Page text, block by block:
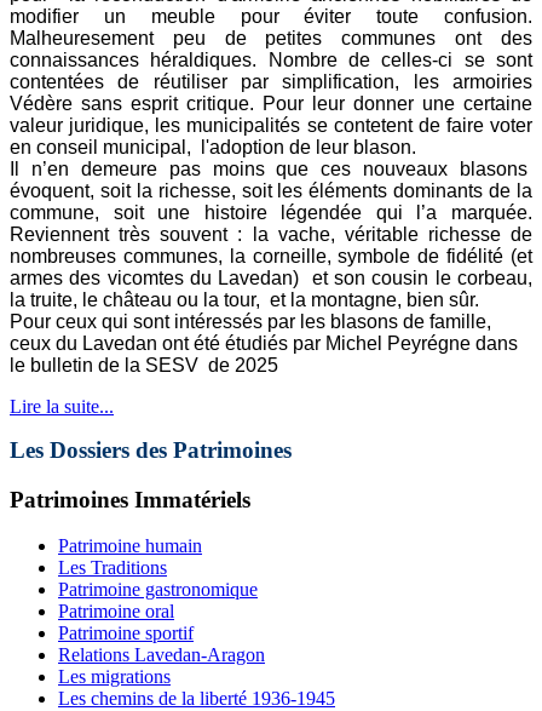
modifier un meuble pour éviter toute confusion.
Malheuresement peu de petites communes ont des
connaissances héraldiques. Nombre de celles-ci se sont
contentées de réutiliser par simplification, les armoiries
Védère sans esprit critique. Pour leur donner une certaine
valeur juridique, les municipalités se contetent de faire voter
en conseil municipal, l'adoption de leur blason.
Il n’en demeure pas moins que ces nouveaux blasons
évoquent, soit la richesse, soit les éléments dominants de la
commune, soit une histoire légendée qui l’a marquée.
Reviennent très souvent : la vache, véritable richesse de
nombreuses communes, la corneille, symbole de fidélité (et
armes des vicomtes du Lavedan) et son cousin le corbeau,
la truite, le château ou la tour, et la montagne, bien sûr.
Pour ceux qui sont intéressés par les blasons de famille,
ceux du Lavedan ont été étudiés par Michel Peyrégne dans
le bulletin de la SESV de 2025
Lire la suite...
Les Dossiers des Patrimoines
Patrimoines Immatériels
Patrimoine humain
Les Traditions
Patrimoine gastronomique
Patrimoine oral
Patrimoine sportif
Relations Lavedan-Aragon
Les migrations
Les chemins de la liberté 1936-1945